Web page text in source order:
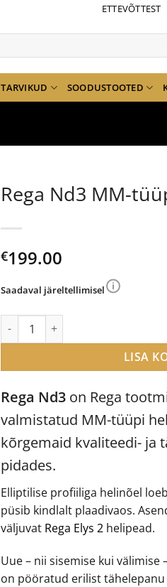
ETTEVÕTTEST
TARVIKUD SOODUSTOOTED
Rega Nd3 MM-
€199.00
Rega Nd3 on Rega
valmistatud MM-tüüpi
kõrgemaid kvaliteedi- ja
pidades.
Elliptilise profiiliga helinõel
püsib kindlalt plaadivaos.
väljuvat Rega Elys 2 helipead.
Uue – nii sisemise kui välimise
on pööratud erilist
Saadaval järeltellimisel
Rega Nd3 MM-tüüpi helipea kogus
LISA